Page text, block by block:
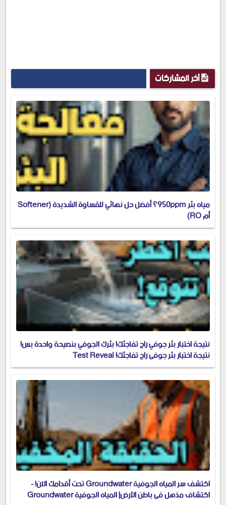
آخر المشاركات
مياه بئر 950ppm؟ أفضل حل نهائي للقساوة الشديدة (Softener
أم RO)
نتيجة اختبار بئر جوفي راح تفاجئك! بئرك الجوفي بنصيحة واحدة بس!
نتيجة اختبار بئر جوفي راح تفاجئك! Test Reveal
اكتشف سر المياه الجوفية Groundwater تحت أقدامك الآن! -
اكتشاف مذهل في باطن الأرض| المياه الجوفية Groundwater